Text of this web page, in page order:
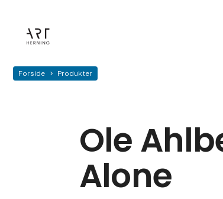
Forside Produkter
Ole
Alone